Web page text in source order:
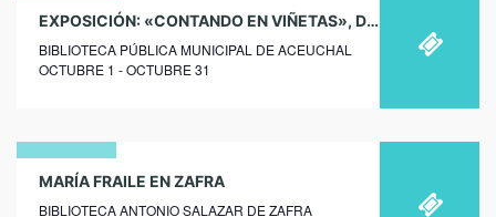
01
octubre
2026
EXPOSICIÓN: «CONTANDO EN VIÑETAS», DE PACO ROCA EN ACEUCHAL
BIBLIOTECA PÚBLICA MUNICIPAL DE ACEUCHAL
OCTUBRE 1 - OCTUBRE 31
23
MARÍA FRAILE EN ZAFRA
BIBLIOTECA ANTONIO SALAZAR DE ZAFRA